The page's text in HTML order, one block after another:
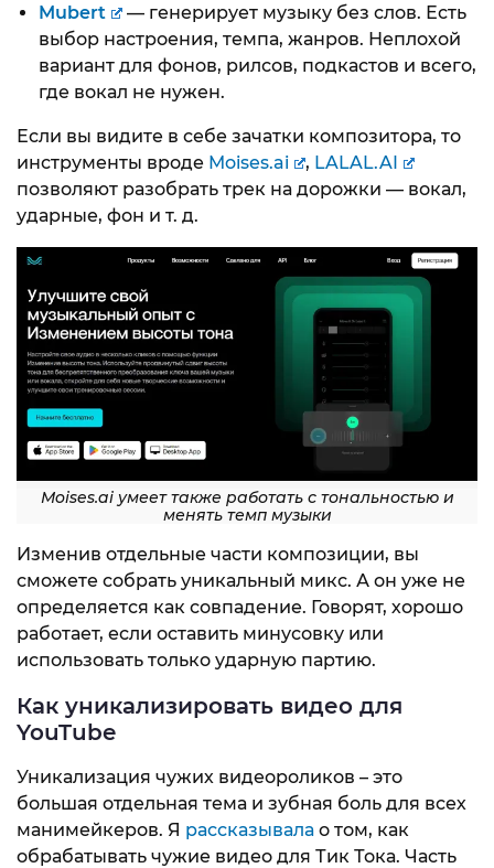
Mubert
— генерирует музыку без слов. Есть
выбор настроения, темпа, жанров. Неплохой
вариант для фонов, рилсов, подкастов и всего,
где вокал не нужен.
Если вы видите в себе зачатки композитора, то
инструменты вроде Moises.ai , LALAL.AI
позволяют разобрать трек на дорожки — вокал,
ударные, фон и т. д.
Moises.ai умеет также работать с тональностью и
менять темп музыки
Изменив отдельные части композиции, вы
сможете собрать уникальный микс. А он уже не
определяется как совпадение. Говорят, хорошо
работает, если оставить минусовку или
использовать только ударную партию.
Как уникализировать видео для
YouTube
Уникализация чужих видеороликов – это
большая отдельная тема и зубная боль для всех
манимейкеров. Я рассказывала о том, как
обрабатывать чужие видео для Тик Тока. Часть